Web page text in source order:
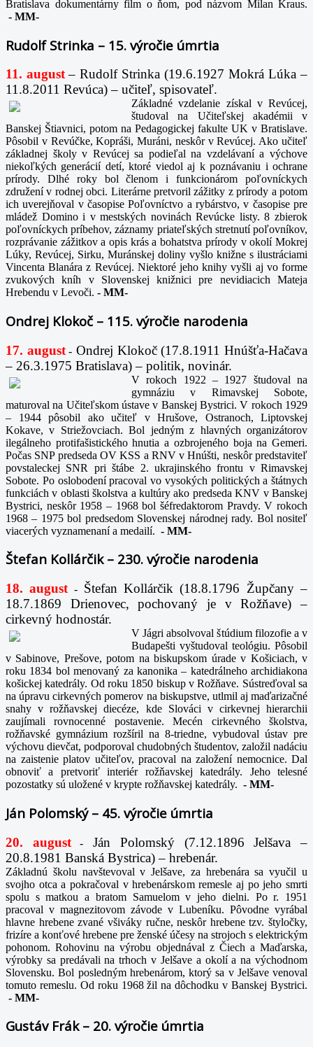
Bratislava dokumentárny film o ňom, pod názvom Milan Kraus.
- MM-
Rudolf Strinka – 15. výročie úmrtia
11. august – Rudolf Strinka (19.6.1927 Mokrá Lúka –
11.8.2011 Revúca) – učiteľ, spisovateľ.
Základné vzdelanie získal v Revúcej,
študoval na Učiteľskej akadémii v
Banskej Štiavnici, potom na Pedagogickej fakulte UK v Bratislave.
Pôsobil v Revúčke, Kopráši, Muráni, neskôr v Revúcej. Ako učiteľ
základnej školy v Revúcej sa podieľal na vzdelávaní a výchove
niekoľkých generácií detí, ktoré viedol aj k poznávaniu i ochrane
prírody. Dlhé roky bol členom i funkcionárom poľovníckych
združení v rodnej obci. Literárne pretvoril zážitky z prírody a potom
ich uverejňoval v časopise Poľovníctvo a rybárstvo, v časopise pre
mládež Domino i v mestských novinách Revúcke listy. 8 zbierok
poľovníckych príbehov, záznamy priateľských stretnutí poľovníkov,
rozprávanie zážitkov a opis krás a bohatstva prírody v okolí Mokrej
Lúky, Revúcej, Sirku, Muránskej doliny vyšlo knižne s ilustráciami
Vincenta Blanára z Revúcej. Niektoré jeho knihy vyšli aj vo forme
zvukových kníh v Slovenskej knižnici pre nevidiacich Mateja
Hrebendu v Levoči. - MM-
Ondrej Klokoč – 115. výročie narodenia
17. august- Ondrej Klokoč (17.8.1911 Hnúšťa-Hačava
– 26.3.1975 Bratislava) – politik, novinár.
V rokoch 1922 – 1927 študoval na
gymnáziu v Rimavskej Sobote,
maturoval na Učiteľskom ústave v Banskej Bystrici. V rokoch 1929
– 1944 pôsobil ako učiteľ v Hrušove, Ostranoch, Liptovskej
Kokave, v Striežovciach. Bol jedným z hlavných organizátorov
ilegálneho protifašistického hnutia a ozbrojeného boja na Gemeri.
Počas SNP predseda OV KSS a RNV v Hnúšti, neskôr predstaviteľ
povstaleckej SNR pri štábe 2. ukrajinského frontu v Rimavskej
Sobote. Po oslobodení pracoval vo vysokých politických a štátnych
funkciách v oblasti školstva a kultúry ako predseda KNV v Banskej
Bystrici, neskôr 1958 – 1968 bol šéfredaktorom Pravdy. V rokoch
1968 – 1975 bol predsedom Slovenskej národnej rady. Bol nositeľ
viacerých vyznamenaní a medailí. - MM-
Štefan Kollárčik – 230. výročie narodenia
18. august -
Štefan Kollárčik (18.8.1796 Župčany –
18.7.1869 Drienovec, pochovaný je v Rožňave) –
cirkevný hodnostár.
V Jágri absolvoval štúdium filozofie a v
Budapešti vyštudoval teológiu. Pôsobil
v Sabinove, Prešove, potom na biskupskom úrade v Košiciach, v
roku 1834 bol menovaný za kanonika – katedrálneho archidiakona
košickej katedrály. Od roku 1850 biskup v Rožňave. Sústreďoval sa
na úpravu cirkevných pomerov na biskupstve, utlmil aj maďarizačné
snahy v rožňavskej diecéze, kde Slováci v cirkevnej hierarchii
zaujímali rovnocenné postavenie. Mecén cirkevného školstva,
rožňavské gymnázium rozšíril na 8-triedne, vybudoval ústav pre
výchovu dievčat, podporoval chudobných študentov, založil nadáciu
na zaistenie platov učiteľov, pracoval na založení nemocnice. Dal
obnoviť a pretvoriť interiér rožňavskej katedrály. Jeho telesné
pozostatky sú uložené v krypte rožňavskej katedrály. - MM-
Ján Polomský – 45. výročie úmrtia
20. august-
Ján Polomský (7.12.1896 Jelšava –
20.8.1981 Banská Bystrica) – hrebenár.
Základnú školu navštevoval v Jelšave, za hrebenára sa vyučil u
svojho otca a pokračoval v hrebenárskom remesle aj po jeho smrti
spolu s matkou a bratom Samuelom v jeho dielni. Po r. 1951
pracoval v magnezitovom závode v Lubeníku. Pôvodne vyrábal
hlavne hrebene zvané všiváky ručne, neskôr hrebene tzv. štyločky,
frizíre a konťové hrebene pre ženské účesy na strojoch s elektrickým
pohonom. Rohovinu na výrobu objednával z Čiech a Maďarska,
výrobky sa predávali na trhoch v Jelšave a okolí a na východnom
Slovensku. Bol posledným hrebenárom, ktorý sa v Jelšave venoval
tomuto remeslu. Od roku 1968 žil na dôchodku v Banskej Bystrici.
- MM-
Gustáv Frák – 20. výročie úmrtia